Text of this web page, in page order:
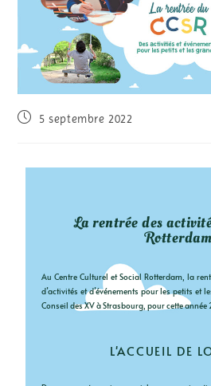
5 septembre 2022
La rentrée des
Rotterdam
Au Centre Culturel et Social Rotterdam, la
d’activités et d’événements pour les petits et
Conseil des XV à Strasbourg, pour cette année
L'ACCUEIL DE